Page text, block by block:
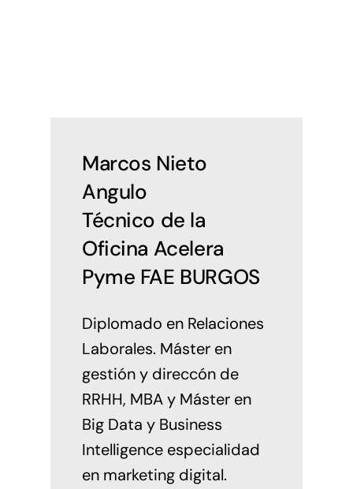
Marcos Nieto
Angulo
Técnico de la
Oficina Acelera
Pyme FAE BURGOS
Diplomado en Relaciones
Laborales. Máster en
gestión y direccón de
RRHH, MBA y Máster en
Big Data y Business
Intelligence especialidad
en marketing digital.